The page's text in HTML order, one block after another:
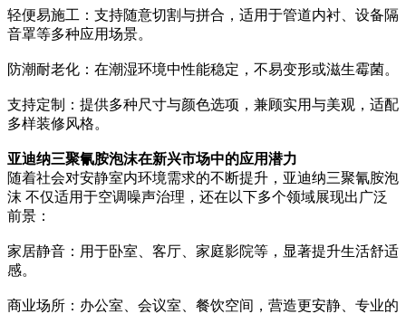
轻便易施工：支持随意切割与拼合，适用于管道内衬、设备隔
音罩等多种应用场景。
防潮耐老化：在潮湿环境中性能稳定，不易变形或滋生霉菌。
支持定制：提供多种尺寸与颜色选项，兼顾实用与美观，适配
多样装修风格。
亚迪纳三聚氰胺泡沫在新兴市场中的应用潜力
随着社会对安静室内环境需求的不断提升，亚迪纳三聚氰胺泡
沫 不仅适用于空调噪声治理，还在以下多个领域展现出广泛
前景：
家居静音：用于卧室、客厅、家庭影院等，显著提升生活舒适
感。
商业场所：办公室、会议室、餐饮空间，营造更安静、专业的